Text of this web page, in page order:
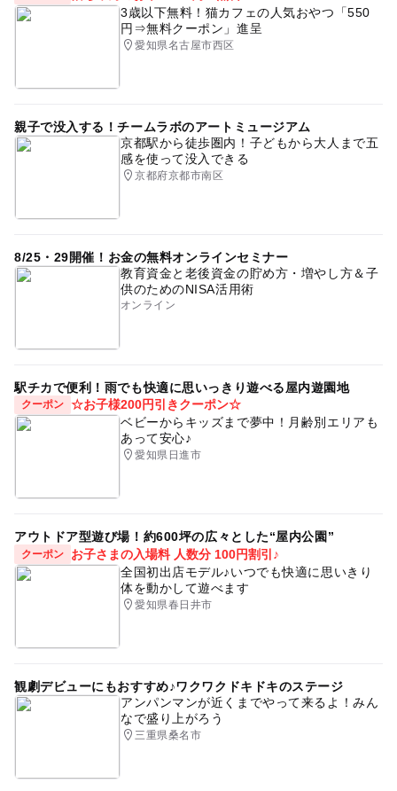
3歳以下無料！猫カフェの人気おやつ「550
円⇒無料クーポン」進呈
愛知県名古屋市西区
親子で没入する！チームラボのアートミュージアム
京都駅から徒歩圏内！子どもから大人まで五
感を使って没入できる
京都府京都市南区
8/25・29開催！お金の無料オンラインセミナー
教育資金と老後資金の貯め方・増やし方＆子
供のためのNISA活用術
オンライン
駅チカで便利！雨でも快適に思いっきり遊べる屋内遊園地
クーポン ☆お子様200円引きクーポン☆
ベビーからキッズまで夢中！月齢別エリアも
あって安心♪
愛知県日進市
アウトドア型遊び場！約600坪の広々とした“屋内公園”
クーポン
お子さまの入場料 人数分 100円割引♪
全国初出店モデル♪いつでも快適に思いきり
体を動かして遊べます
愛知県春日井市
観劇デビューにもおすすめ♪ワクワクドキドキのステージ
アンパンマンが近くまでやって来るよ！みん
なで盛り上がろう
三重県桑名市